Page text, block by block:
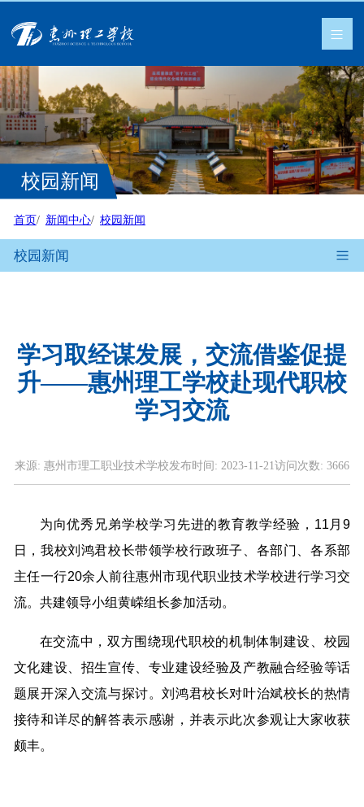
校园新闻
首页 新闻中心 校园新闻
校园新闻
学习取经谋发展，交流借鉴促提
升——惠州理工学校赴现代职校
学习交流
来源: 惠州市理工职业技术学校发布时间: 2023-11-21访问次数: 3666
为向优秀兄弟学校学习先进的教育教学经验，11月9
日，我校刘鸿君校长带领学校行政班子、各部门、各系部
主任一行20余人前往惠州市现代职业技术学校进行学习交
流。共建领导小组黄嵘组长参加活动。
在交流中，双方围绕现代职校的机制体制建设、校园
文化建设、招生宣传、专业建设经验及产教融合经验等话
题展开深入交流与探讨。刘鸿君校长对叶治斌校长的热情
接待和详尽的解答表示感谢，并表示此次参观让大家收获
颇丰。